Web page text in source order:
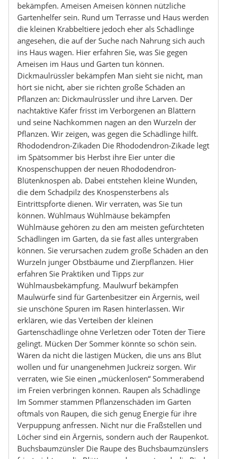
bekämpfen. Ameisen Ameisen können nützliche
Gartenhelfer sein. Rund um Terrasse und Haus werden
die kleinen Krabbeltiere jedoch eher als Schädlinge
angesehen, die auf der Suche nach Nahrung sich auch
ins Haus wagen. Hier erfahren Sie, was Sie gegen
Ameisen im Haus und Garten tun können.
Dickmaulrüssler bekämpfen Man sieht sie nicht, man
hört sie nicht, aber sie richten große Schäden an
Pflanzen an: Dickmaulrüssler und ihre Larven. Der
nachtaktive Käfer frisst im Verborgenen an Blättern
und seine Nachkommen nagen an den Wurzeln der
Pflanzen. Wir zeigen, was gegen die Schädlinge hilft.
Rhododendron-Zikaden Die Rhododendron-Zikade legt
im Spätsommer bis Herbst ihre Eier unter die
Knospenschuppen der neuen Rhododendron-
Blütenknospen ab. Dabei entstehen kleine Wunden,
die dem Schadpilz des Knospensterbens als
Eintrittspforte dienen. Wir verraten, was Sie tun
können. Wühlmaus Wühlmäuse bekämpfen
Wühlmäuse gehören zu den am meisten gefürchteten
Schädlingen im Garten, da sie fast alles untergraben
können. Sie verursachen zudem große Schäden an den
Wurzeln junger Obstbäume und Zierpflanzen. Hier
erfahren Sie Praktiken und Tipps zur
Wühlmausbekämpfung. Maulwurf bekämpfen
Maulwürfe sind für Gartenbesitzer ein Ärgernis, weil
sie unschöne Spuren im Rasen hinterlassen. Wir
erklären, wie das Verteiben der kleinen
Gartenschädlinge ohne Verletzen oder Töten der Tiere
gelingt. Mücken Der Sommer könnte so schön sein.
Wären da nicht die lästigen Mücken, die uns ans Blut
wollen und für unangenehmen Juckreiz sorgen. Wir
verraten, wie Sie einen „mückenlosen“ Sommerabend
im Freien verbringen können. Raupen als Schädlinge
Im Sommer stammen Pflanzenschäden im Garten
oftmals von Raupen, die sich genug Energie für ihre
Verpuppung anfressen. Nicht nur die Fraßstellen und
Löcher sind ein Ärgernis, sondern auch der Raupenkot.
Buchsbaumzünsler Die Raupe des Buchsbaumzünslers